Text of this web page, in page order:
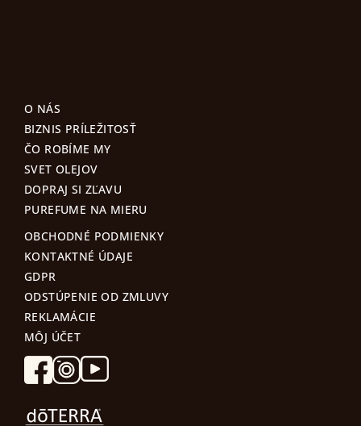
O NÁS
BIZNIS PRÍLEŽITOSŤ
ČO ROBÍME MY
SVET OLEJOV
DOPRAJ SI ZĽAVU
PUREFUME NA MIERU
OBCHODNÉ PODMIENKY
KONTAKTNÉ ÚDAJE
GDPR
ODSTÚPENIE OD ZMLUVY
REKLAMÁCIE
MÔJ ÚČET